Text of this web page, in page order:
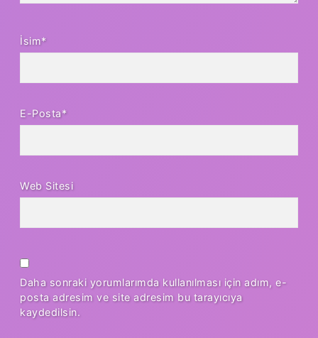
İsim*
E-Posta*
Web Sitesi
Daha sonraki yorumlarımda kullanılması için adım, e-
posta adresim ve site adresim bu tarayıcıya
kaydedilsin.